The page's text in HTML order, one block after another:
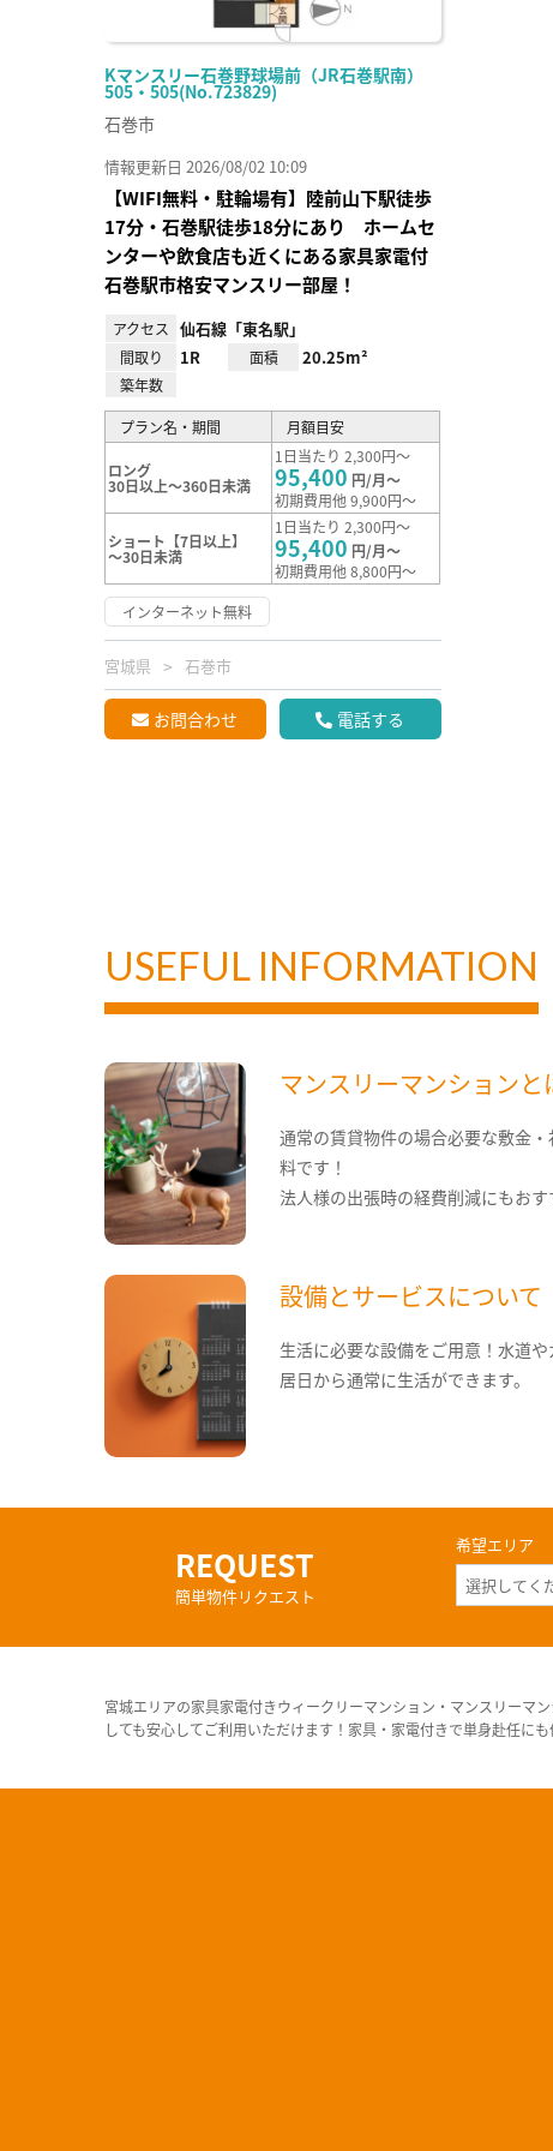
Kマンスリー石巻野球場前（JR石巻駅南）
505・505(No.723829)
石巻市
情報更新日 2026/08/02 10:09
【WIFI無料・駐輪場有】陸前山下駅徒歩
17分・石巻駅徒歩18分にあり ホームセ
ンターや飲食店も近くにある家具家電付
石巻駅市格安マンスリー部屋！
アクセス 仙石線「東名駅」
間取り 1R 面積 20.25m²
築年数
プラン名・期間 月額目安
ロング
30日以上～360日未満
1日当たり 2,300円～
95,400 円/月～
初期費用他 9,900円～
ショート【7日以上】
～30日未満
1日当たり 2,300円～
95,400 円/月～
初期費用他 8,800円～
インターネット無料
宮城県 石巻市
お問合わせ 電話する
USEFUL INFORMATION
マンスリーマンションと
通常の賃貸物件の場合必要な敷金
料です！
法人様の出張時の経費削減にもおす
設備とサービスについて
生活に必要な設備をご用意！水道
居日から通常に生活ができます。
REQUEST
簡単物件リクエスト
希望エリア
宮城エリアの家具家電付きウィークリーマンション・マンスリーマ
しても安心してご利用いただけます！家具・家電付きで単身赴任にも